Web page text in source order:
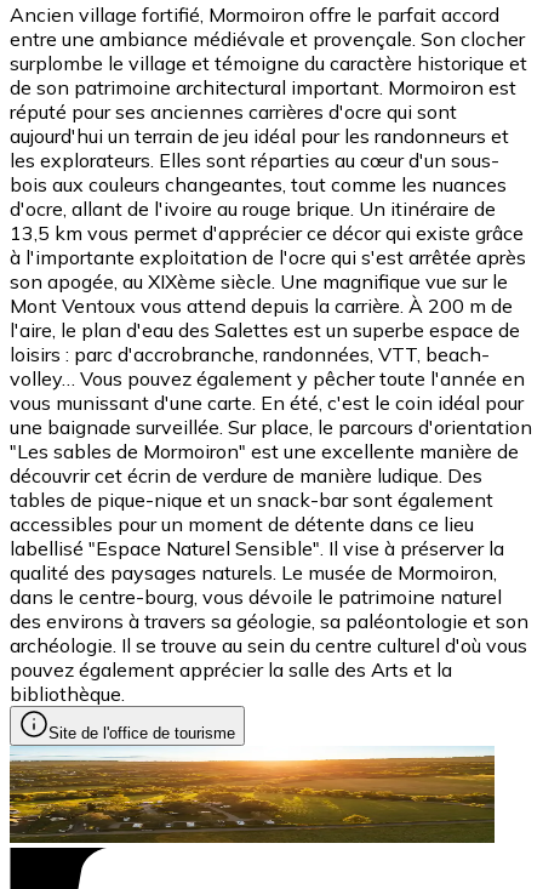
Ancien village fortifié, Mormoiron offre le parfait accord
entre une ambiance médiévale et provençale. Son clocher
surplombe le village et témoigne du caractère historique et
de son patrimoine architectural important. Mormoiron est
réputé pour ses anciennes carrières d'ocre qui sont
aujourd'hui un terrain de jeu idéal pour les randonneurs et
les explorateurs. Elles sont réparties au cœur d'un sous-
bois aux couleurs changeantes, tout comme les nuances
d'ocre, allant de l'ivoire au rouge brique. Un itinéraire de
13,5 km vous permet d'apprécier ce décor qui existe grâce
à l'importante exploitation de l'ocre qui s'est arrêtée après
son apogée, au XIXème siècle. Une magnifique vue sur le
Mont Ventoux vous attend depuis la carrière. À 200 m de
l'aire, le plan d'eau des Salettes est un superbe espace de
loisirs : parc d'accrobranche, randonnées, VTT, beach-
volley… Vous pouvez également y pêcher toute l'année en
vous munissant d'une carte. En été, c'est le coin idéal pour
une baignade surveillée. Sur place, le parcours d'orientation
"Les sables de Mormoiron" est une excellente manière de
découvrir cet écrin de verdure de manière ludique. Des
tables de pique-nique et un snack-bar sont également
accessibles pour un moment de détente dans ce lieu
labellisé "Espace Naturel Sensible". Il vise à préserver la
qualité des paysages naturels. Le musée de Mormoiron,
dans le centre-bourg, vous dévoile le patrimoine naturel
des environs à travers sa géologie, sa paléontologie et son
archéologie. Il se trouve au sein du centre culturel d'où vous
pouvez également apprécier la salle des Arts et la
bibliothèque.
Site de l'office de tourisme